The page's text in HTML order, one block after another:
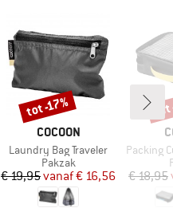
MERK
COCOON
Artikel
Laundry Bag Traveler
Productgroep
Pakzak
Prijs
€ 19,95 Verlaagde prijs
vanaf€ 16,56
Korting
tot -17%
Artikel
Packing Cube
€ 18,95